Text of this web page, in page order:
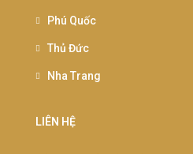
Phú Quốc
Thủ Đức
Nha Trang
LIÊN HỆ